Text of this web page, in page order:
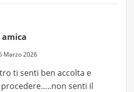
Marzo 2026
ti senti ben accolta e
senti il